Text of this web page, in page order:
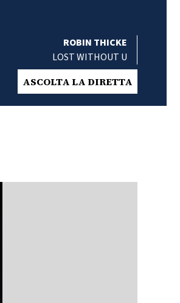
ROBIN THICKE
LOST WITHOUT U
ASCOLTA LA DIRETTA